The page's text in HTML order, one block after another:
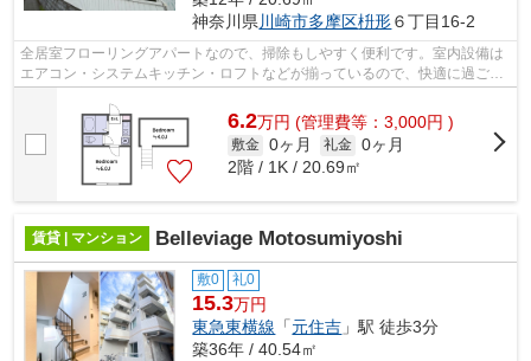
神奈川県 川崎市多摩区枡形６丁目16-2
全居室フローリングアパートなので、掃除もしやすく便利です。室内設備は
エアコン・システムキッチン・ロフトなどが揃っているので、快適に過ごし
やすいお部屋になります。魅力的な駅...
6.2万円 (管理費等：3,000円 )
敷金 0ヶ月 礼金 0ヶ月
2階 / 1K / 20.69㎡
賃貸 | マンション Belleviage Motosumiyoshi
敷0 礼0
15.3万円
東急東横線 「元住吉 」駅 徒歩3分
築36年 / 40.54㎡